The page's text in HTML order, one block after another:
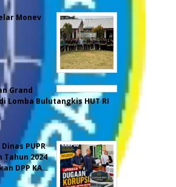
Monev
Grand
Lomba Bulutangkis HUT RI
PUPR
Tahun 2024
DPP KA…